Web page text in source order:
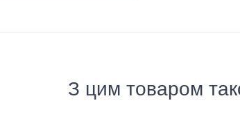
З цим товаром